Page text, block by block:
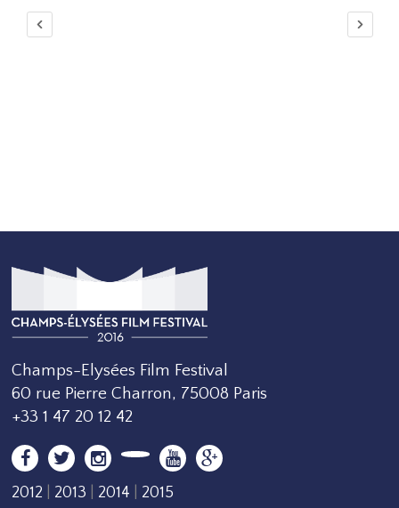
Champs-Elysées Film Festival
60 rue Pierre Charron, 75008 Paris
+33 1 47 20 12 42
2012 2013 2014 2015